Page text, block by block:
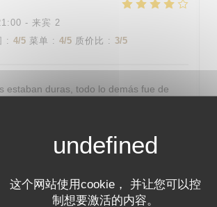
这个网站使用cookie， 并让您可以控
制想要激活的内容。
- 来宾 2
: 4/5 菜单 : 4/5 质价比 : 3/5
estaban duras, todo lo demás fue de
el servicio standar.
por visitarnos y compartir su
saber que disfrutó de su experiencia
nota del punto sobre las papas y la
sillas para seguir mejorando. ¡Le
El equipo de Le Procope